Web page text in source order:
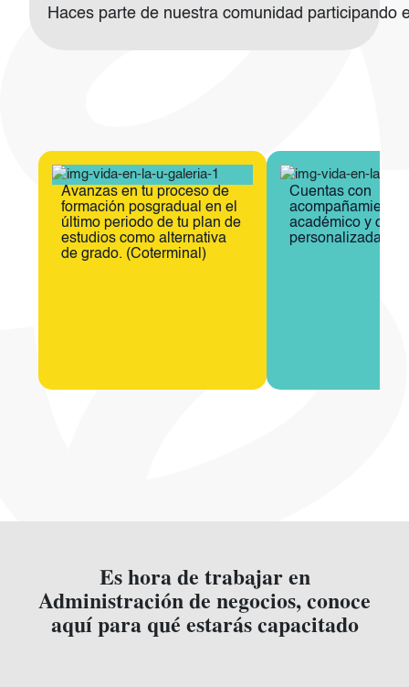
Haces parte de nuestra comunidad participando
Imagen
Avanzas en tu proceso de
formación posgradual en el
último periodo de tu plan de
estudios como alternativa
de grado.​ (Coterminal)
Imagen
Cuentas con
acompañamiento
académico y
personalizada.​
Es hora de trabajar en
Administración de negocios, conoce
aquí para qué estarás capacitado